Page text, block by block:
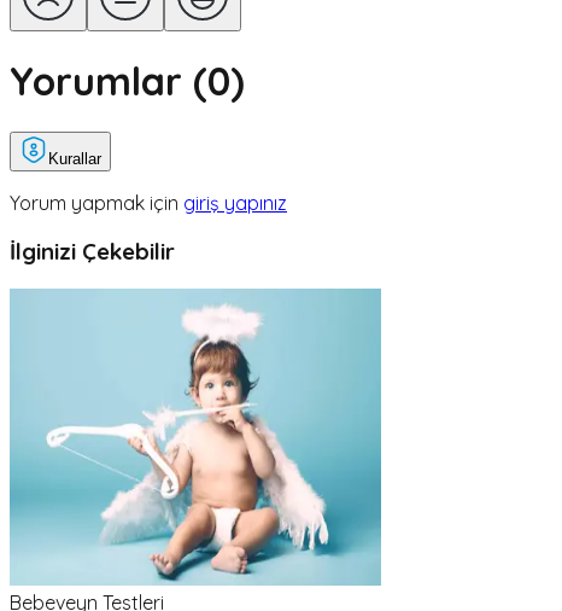
Yorumlar (0)
Kurallar
Yorum yapmak için giriş yapınız
İlginizi Çekebilir
Bebeveyn Testleri